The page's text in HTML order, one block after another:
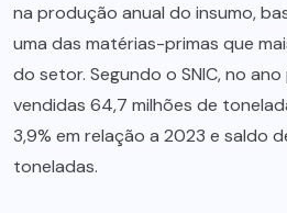
na produção anual do insumo,
uma das matérias-primas que
do setor. Segundo o SNIC, no
vendidas 64,7 milhões de
3,9% em relação a 2023 e saldo
toneladas.